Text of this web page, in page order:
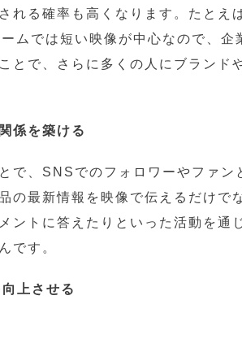
れる確率も高くなります。たとえ
ムでは短い映像が中心なので、企
とで、さらに多くの人にブランド
係を築ける
で、SNSでのフォロワーやファン
の最新情報を映像で伝えるだけで
ントに答えたりといった活動を通
です。
上させる